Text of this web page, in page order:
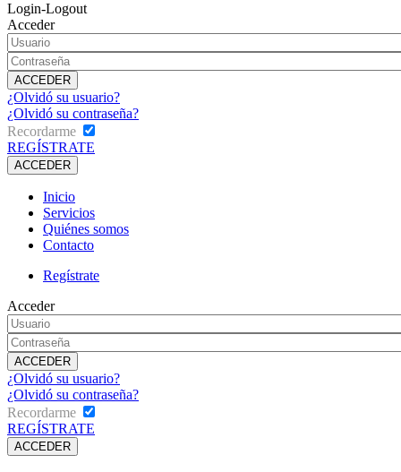
Login-Logout
Acceder
¿Olvidó su usuario?
¿Olvidó su contraseña?
Recordarme
REGÍSTRATE
Inicio
Servicios
Quiénes somos
Contacto
Regístrate
Acceder
¿Olvidó su usuario?
¿Olvidó su contraseña?
Recordarme
REGÍSTRATE